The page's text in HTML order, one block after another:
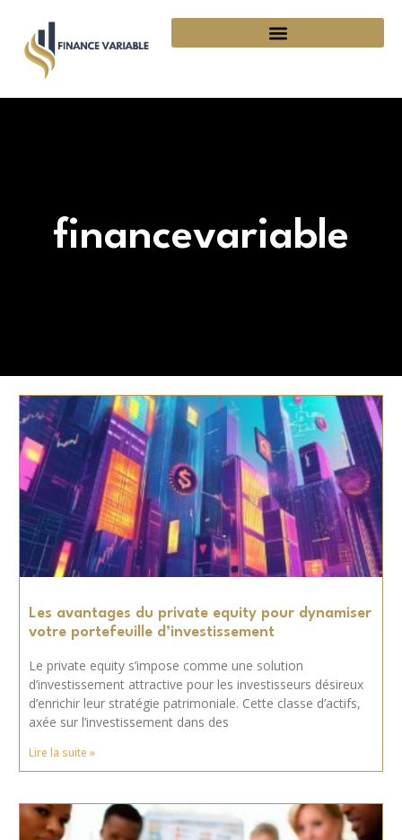
financevariable
Les avantages du private equity pour dynamiser
votre portefeuille d’investissement
Le private equity s’impose comme une solution
d’investissement attractive pour les investisseurs désireux
d’enrichir leur stratégie patrimoniale. Cette classe d’actifs,
axée sur l’investissement dans des
Lire la suite »